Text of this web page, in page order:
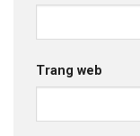
Trang web